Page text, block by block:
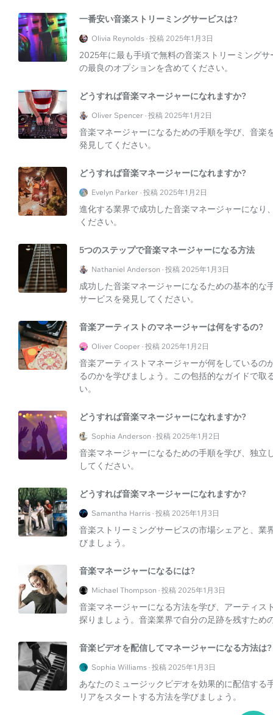
一番安い音楽ストリーミングサービスは?
Olivia Reynolds · 投稿 2025年1月3日
2025年に最も手頃で無料の音楽ストリーミング
の最良のオプションを含めてください。
どうすれば音楽マネージャーになれますか?
Oliver Spencer · 投稿 2025年1月2日
音楽マネージャーになるための手順を学び、音
発見してください。
どうすれば音楽マネージャーになれますか?
Evelyn Parker · 投稿 2025年1月2日
進化する業界で成功した音楽マネージャーにな
ください。
5つのステップで音楽マネージャーになる方法
Nathaniel Anderson · 投稿 2025年1月3日
成功した音楽マネージャーになるための基本的
サービスを発見してください。
音楽アーティストのマネージャーは何をするの?
Oliver Cooper · 投稿 2025年1月2日
音楽アーティストマネージャーが何をしている
るのかを学びましょう。この包括的なガイドで
い。
どうすれば音楽マネージャーになれますか?
Sophia Anderson · 投稿 2025年1月2日
音楽マネージャーになるための手順を学び、独
してください。
どうすれば音楽マネージャーになれますか?
Samantha Harris · 投稿 2025年1月3日
音楽ストリーミングサービスの市場シェアと、
びましょう。
音楽マネージャーになるには?
Michael Thompson · 投稿 2025年1月3日
音楽マネージャーになる方法を学び、アーティ
探りましょう。音楽業界で自分の足跡を残すため
音楽ビデオを配信してマネージャーになる方法は?
Sophia Williams · 投稿 2025年1月3日
あなたのミュージックビデオを効果的に配信す
リアをスタートする方法を学びましょう。